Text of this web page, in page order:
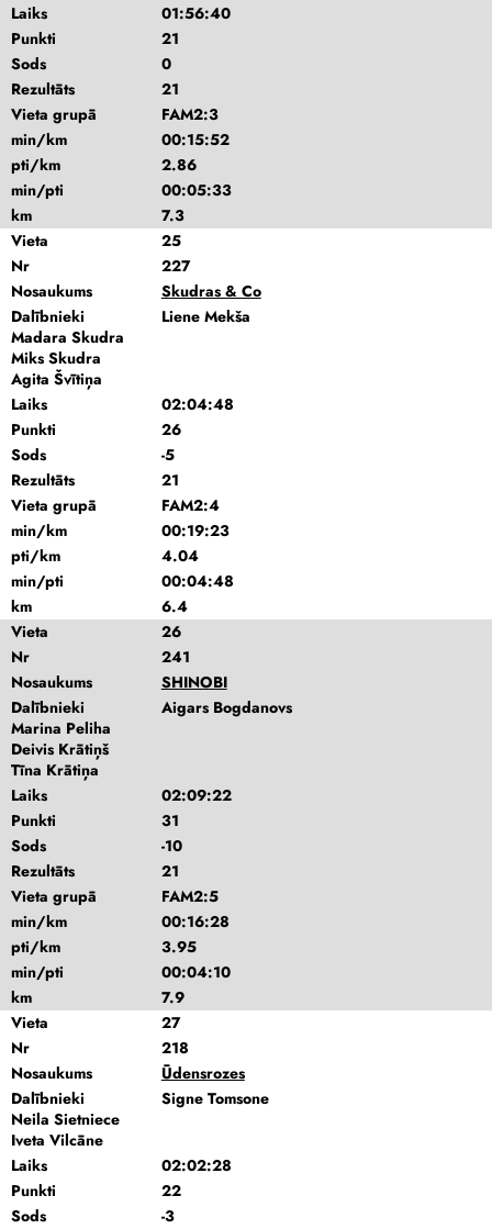
Laiks
01:56:40
Punkti
21
Sods
0
Rezultāts
21
Vieta grupā
FAM2:3
min/km
00:15:52
pti/km
2.86
min/pti
00:05:33
km
7.3
Vieta
25
Nr
227
Nosaukums
Skudras & Co
Dalībnieki
Liene Mekša
Madara Skudra
Miks Skudra
Agita Švītiņa
Laiks
02:04:48
Punkti
26
Sods
-5
Rezultāts
21
Vieta grupā
FAM2:4
min/km
00:19:23
pti/km
4.04
min/pti
00:04:48
km
6.4
Vieta
26
Nr
241
Nosaukums
SHINOBI
Dalībnieki
Aigars Bogdanovs
Marina Peliha
Deivis Krātiņš
Tīna Krātiņa
Laiks
02:09:22
Punkti
31
Sods
-10
Rezultāts
21
Vieta grupā
FAM2:5
min/km
00:16:28
pti/km
3.95
min/pti
00:04:10
km
7.9
Vieta
27
Nr
218
Nosaukums
Ūdensrozes
Dalībnieki
Signe Tomsone
Neila Sietniece
Iveta Vilcāne
Laiks
02:02:28
Punkti
22
Sods
-3